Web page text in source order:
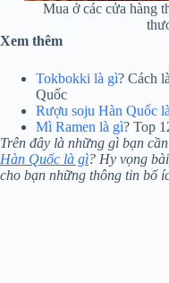
Mua ở các cửa hàng
Xem thêm
Tokbokki là gì? Cách
Quốc
Rượu soju Hàn Quốc
Mì Ramen là gì? Top
Trên đây là những gì bạn
Hàn Quốc là gì? Hy vọng
cho bạn những thông tin bổ